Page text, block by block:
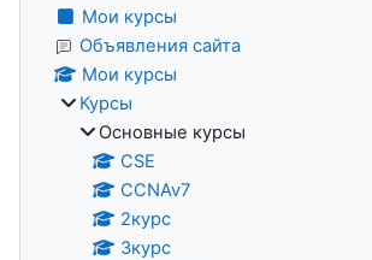
Мои курсы
Объявления сайта
Мои курсы
Курсы
Основные курсы
CSE
CCNAv7
2курс
3курс